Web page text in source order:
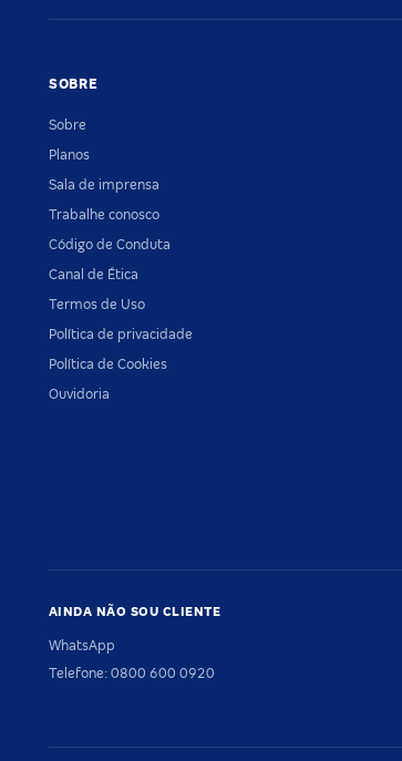
SOBRE
Sobre
Planos
Sala de imprensa
Trabalhe conosco
Código de Conduta
Canal de Ética
Termos de Uso
Política de privacidade
Política de Cookies
Ouvidoria
AINDA NÃO SOU CLIENTE
WhatsApp
Telefone: 0800 600 0920